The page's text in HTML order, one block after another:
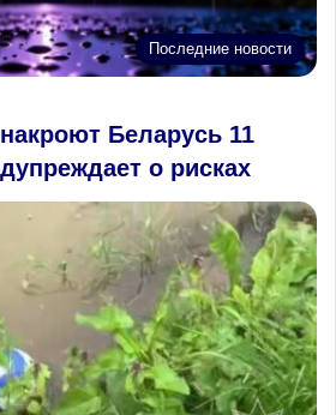
Последние новости
Беларусь 11
о рисках